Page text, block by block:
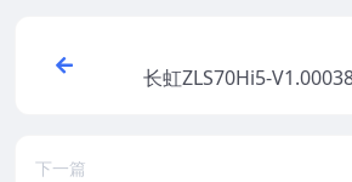
长虹ZLS70Hi5-
下一篇